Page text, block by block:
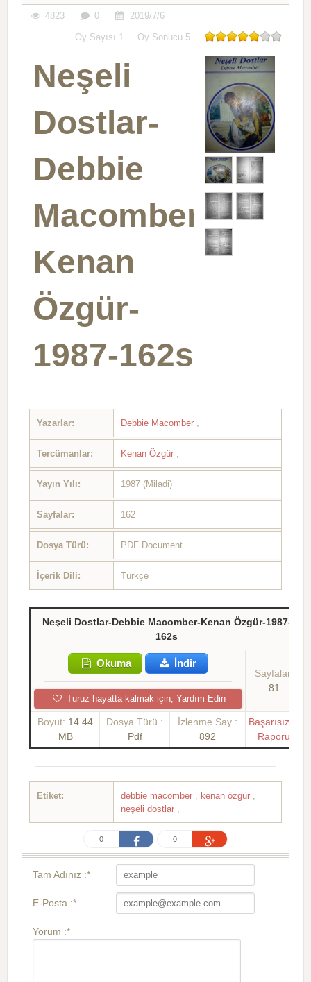
4823 0 2019/7/6
Oy Sayısı 1 Oy Sonucu 5
Neşeli
Dostlar-
Debbie
Macomber-
Kenan
Özgür-
1987-162s
Yazarlar: Debbie Macomber
Tercümanlar: Kenan Özgür
Yayın Yılı: 1987 (Miladi)
Sayfalar: 162
Dosya Türü: PDF Document
İçerik Dili: Türkçe
Neşeli Dostlar-Debbie Macomber-Kenan Özgür-1987-
162s
Okuma İndir
Turuz hayatta kalmak için, Yardım Edin
Sayfalar:
81
Boyut: 14.44
MB
Dosya Türü :
Pdf
İzlenme Say :
892
Başarısızlık
Raporu
Etiket: debbie macomber kenan özgür
neşeli dostlar
0 0
Tam Adınız :*
E-Posta :*
Yorum :*